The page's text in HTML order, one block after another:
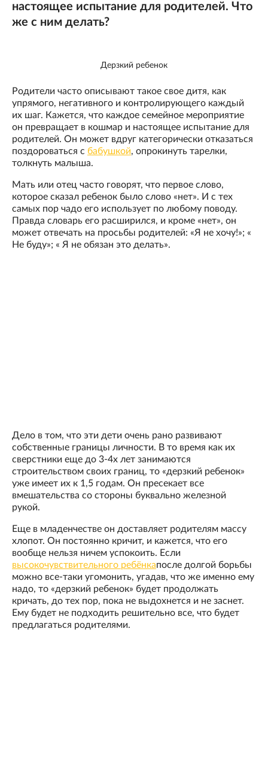
настоящее испытание для родителей. Что
же с ним делать?
Дерзкий ребенок
Родители часто описывают такое свое дитя, как
упрямого, негативного и контролирующего каждый
их шаг. Кажется, что каждое семейное мероприятие
он превращает в кошмар и настоящее испытание для
родителей. Он может вдруг категорически отказаться
поздороваться с бабушкой, опрокинуть тарелки,
толкнуть малыша.
Мать или отец часто говорят, что первое слово,
которое сказал ребенок было слово «нет». И с тех
самых пор чадо его использует по любому поводу.
Правда словарь его расширился, и кроме «нет», он
может отвечать на просьбы родителей: «Я не хочу!»; «
Не буду»; « Я не обязан это делать».
Дело в том, что эти дети очень рано развивают
собственные границы личности. В то время как их
сверстники еще до 3-4х лет занимаются
строительством своих границ, то «дерзкий ребенок»
уже имеет их к 1,5 годам. Он пресекает все
вмешательства со стороны буквально железной
рукой.
Еще в младенчестве он доставляет родителям массу
хлопот. Он постоянно кричит, и кажется, что его
вообще нельзя ничем успокоить. Если
высокочувствительного ребёнкапосле долгой борьбы
можно все-таки угомонить, угадав, что же именно ему
надо, то «дерзкий ребенок» будет продолжать
кричать, до тех пор, пока не выдохнется и не заснет.
Ему будет не подходить решительно все, что будет
предлагаться родителями.